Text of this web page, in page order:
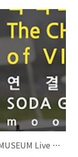
- 유영균 촬영 보조
독 - 남동훈 협력 -
미술관: 우리는 그
먼트 | 협력 - 소다
문용 - 폭력의 연대기 | 연결공간: SODA MUSEUM Live 4K MV